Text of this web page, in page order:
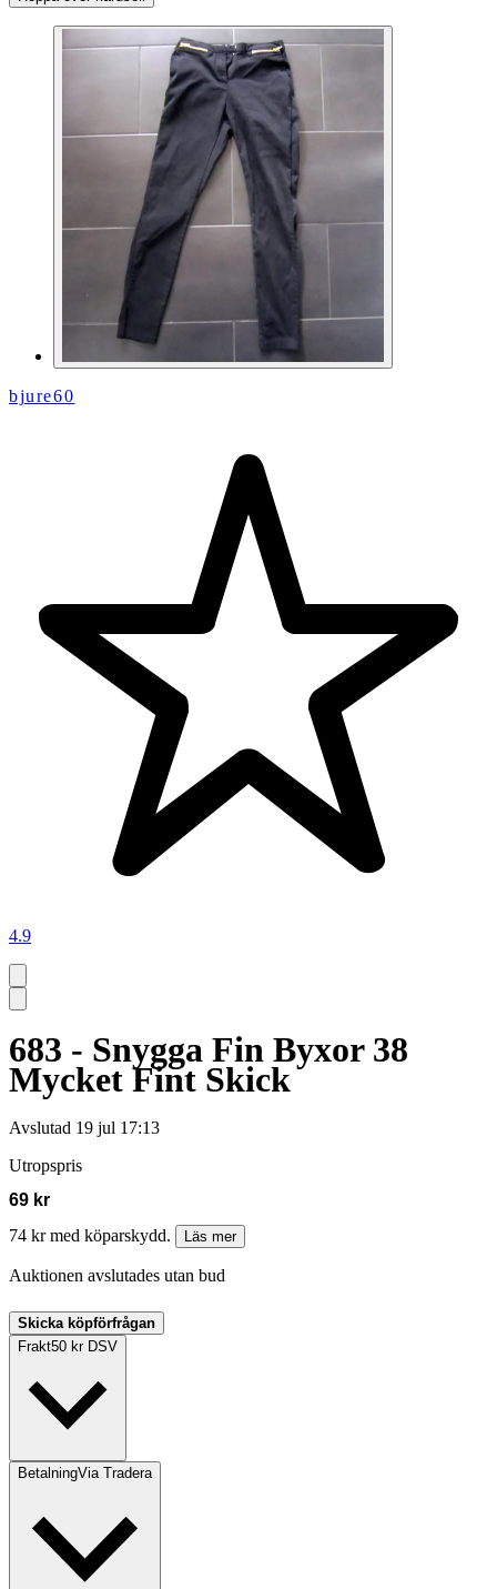
bjure60
4.9
683 - Snygga Fin Byxor 38
Mycket Fint Skick
Avslutad 19 jul 17:13
Utropspris
69 kr
74 kr med köparskydd.
Läs mer
Auktionen avslutades utan bud
Skicka köpförfrågan
Frakt50 kr DSV
BetalningVia Tradera